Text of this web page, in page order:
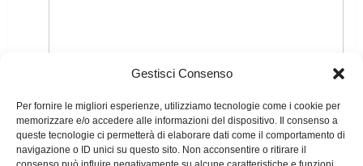
Gestisci Consenso
Per fornire le migliori esperienze, utilizziamo tecnologie come i cookie per
memorizzare e/o accedere alle informazioni del dispositivo. Il consenso a
queste tecnologie ci permetterà di elaborare dati come il comportamento di
navigazione o ID unici su questo sito. Non acconsentire o ritirare il
CO2 prodotta dall’impianto termico
La caldaia a condensazione